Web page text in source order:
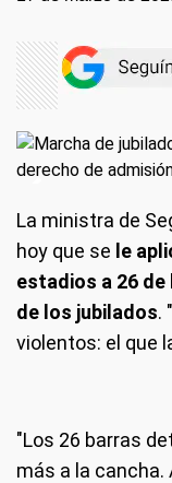
La ministra de
hoy que se le
estadios a 26
de los jubilados.
violentos: el que
"Los 26 barras
más a la